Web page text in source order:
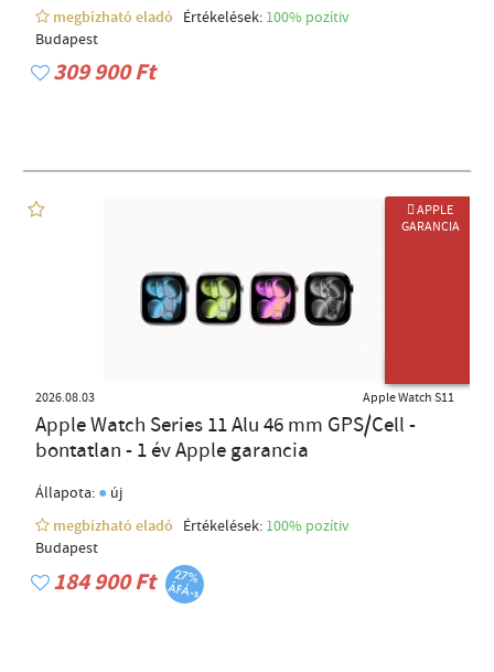
megbízható eladó
Értékelések: 100% pozítiv
Budapest
309 900 Ft
 APPLE
GARANCIA
2026.08.03 Apple Watch S11
Apple Watch Series 11 Alu 46 mm GPS/Cell -
bontatlan - 1 év Apple garancia
Állapota: ● új
megbízható eladó
Értékelések: 100% pozítiv
Budapest
184 900 Ft